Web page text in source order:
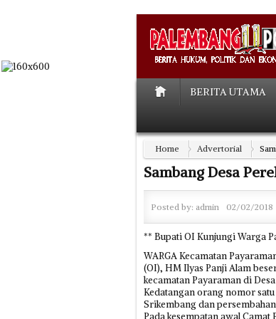
BERITA UTAMA
Home Advertorial
Sambang Desa
Posted by: admin 02/02/2018
** Bupati OI Kunjungi Warga
WARGA Kecamatan
(OI), HM Ilyas Panji Alam
kecamatan Payaraman di
Kedatangan orang nomor
Srikembang dan
Pada kesempatan awal